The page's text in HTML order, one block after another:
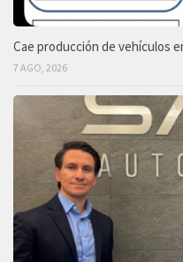
Cae producción de vehículos
7 AGO, 2026